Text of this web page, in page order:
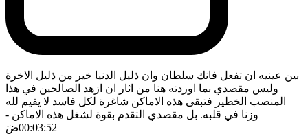
بين عينيه ان تفعل فانك سلطان وان ذليل الدنيا خير من ذليل الاخرة
وليس مقصدي بما اوردته هنا من اثار ان ازهد الصالحين في هذا
المنصب الخطير فتبقى هذه الاماكن شاغرة لكل فاسد لا يقيم لله
وزنا في قلبه. بل مقصدي التقدم بقوة لشغل هذه الاماكن -
00:03:52ضَ